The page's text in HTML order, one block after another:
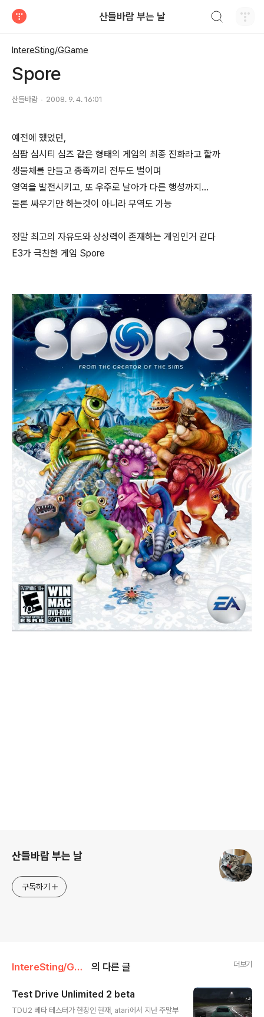
산들바람 부는 날
IntereSting/GGame
Spore
산들바람 2008. 9. 4. 16:01
예전에 했었던,
심팜 심시티 심즈 같은 형태의 게임의 최종 진화라고 할까
생물체를 만들고 종족끼리 전투도 벌이며
영역을 발전시키고, 또 우주로 날아가 다른 행성까지...
물론 싸우기만 하는것이 아니라 무역도 가능
정말 최고의 자유도와 상상력이 존재하는 게임인거 같다
E3가 극찬한 게임 Spore
산들바람 부는 날
구독하기
IntereSting/GGame 의 다른 글 더보기
Test Drive Unlimited 2 beta
TDU2 베타 테스터가 한창인 현재, atari에서 지난 주말부